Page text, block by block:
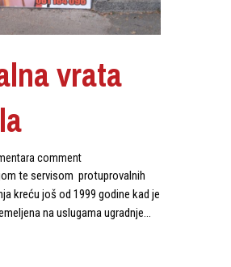
vrata
comment
te servisom protuprovalnih
kreću još od 1999 godine kad je
na uslugama ugradnje…